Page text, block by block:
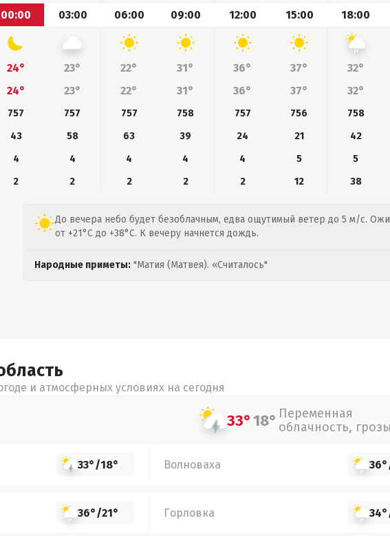
00:00
03:00 06:00 09:00 12:00 15:00 18:00
24° 23° 22° 31° 36° 37° 32°
24°
23° 22° 31° 36° 37° 32°
757 757 757 758 757 756 758
43
58 63 39 24 21 42
4
4 4 4 4 5 5
2
2 2 2 2 12 38
До вечера небо будет безоблачным, едва ощутимый ветер до 5 м/с.
от +21°C до +38°C. К вечеру начнется дождь.
Народные приметы: "Матия (Матвея). «Считалось"
и атмосферных условиях на сегодня
33°18° Переменная
облачность, грозы
33°/18° Волноваха 36°
36°/21° Горловка 34°